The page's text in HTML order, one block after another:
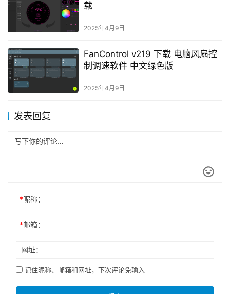
载
2025年4月9日
FanControl v219 下载 电脑风扇控
制调速软件 中文绿色版
2025年4月9日
发表回复
*昵称：
*邮箱：
网址：
记住昵称、邮箱和网址，下次评论免输入